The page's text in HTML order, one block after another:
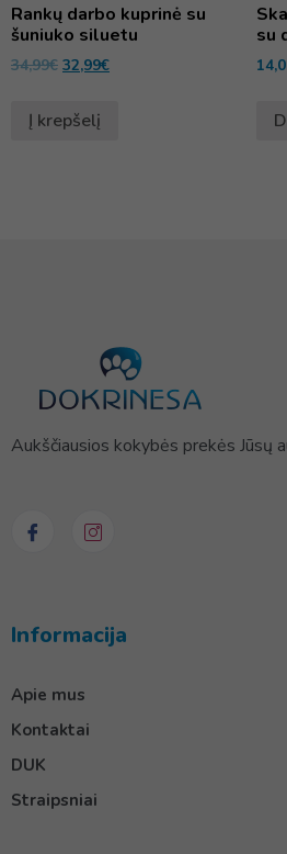
Rankų darbo kuprinė su
šuniuko siluetu
34,99€ 32,99€
Į krepšelį
su
Aukščiausios kokybės prekės Jūsų
Informacija
Apie mus
Kontaktai
DUK
Straipsniai